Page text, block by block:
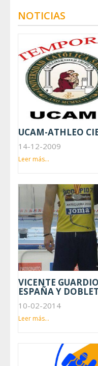
NOTICIAS
UCAM-ATHLEO
14-12-2009
Leer más...
VICENTE
ESPAÑA Y
10-02-2014
Leer más...